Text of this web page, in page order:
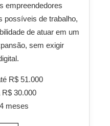
empreendedores
possíveis de trabalho,
de atuar em um
sem exigir
R$ 51.000
R$ 30.000
meses